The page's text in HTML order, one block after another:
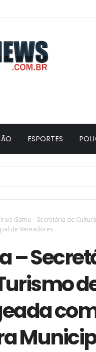
ESPORTES
Iraci Gama – Secretária de
de Vereadores
–